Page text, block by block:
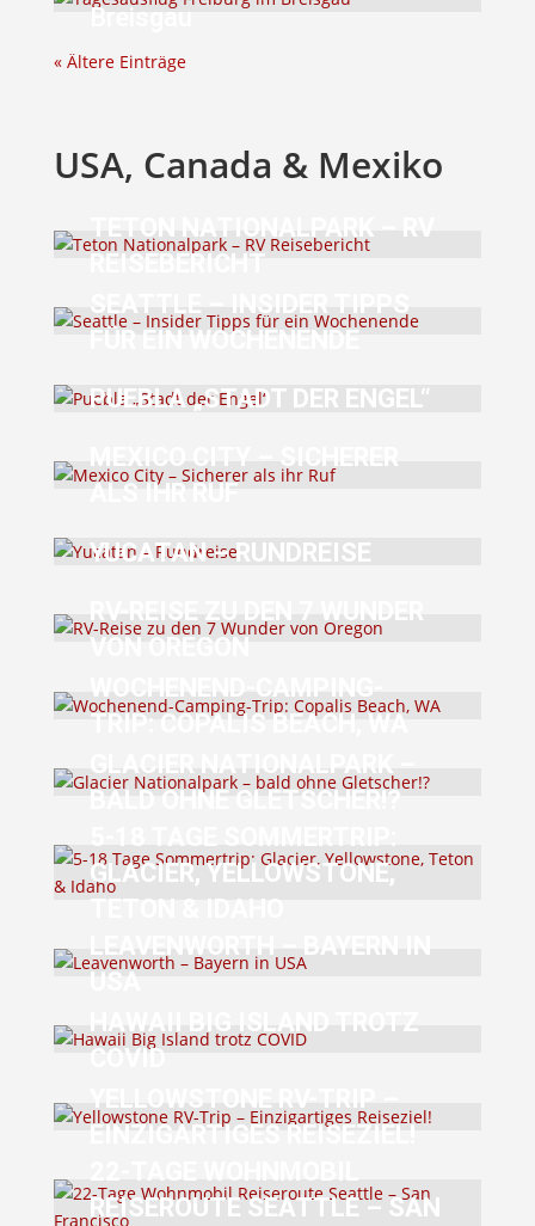
Breisgau
« Ältere Einträge
USA, Canada & Mexiko
TETON NATIONALPARK – RV
REISEBERICHT
SEATTLE – INSIDER TIPPS
FÜR EIN WOCHENENDE
PUEBLA „STADT DER ENGEL“
MEXICO CITY – SICHERER
ALS IHR RUF
YUCATAN – RUNDREISE
RV-REISE ZU DEN 7 WUNDER
VON OREGON
WOCHENEND-CAMPING-
TRIP: COPALIS BEACH, WA
GLACIER NATIONALPARK –
BALD OHNE GLETSCHER!?
GLACIER, YELLOWSTONE,
TETON & IDAHO
LEAVENWORTH – BAYERN IN
USA
HAWAII BIG ISLAND TROTZ
COVID
YELLOWSTONE RV-TRIP –
EINZIGARTIGES REISEZIEL!
REISEROUTE SEATTLE – SAN